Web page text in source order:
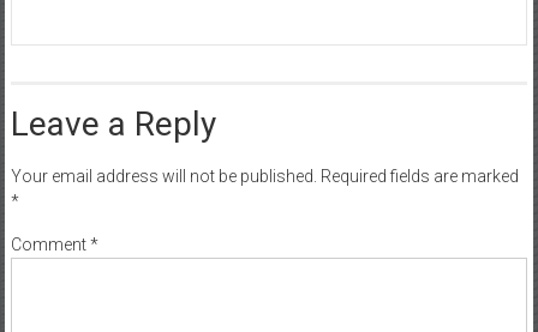
Leave a Reply
Your email address will not be published. Required fields are marked
*
Comment*